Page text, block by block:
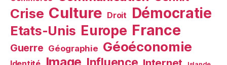
Crise Culture Droit Démocratie
Etats-Unis Europe France
Guerre Géographie Géoéconomie
Image Influence